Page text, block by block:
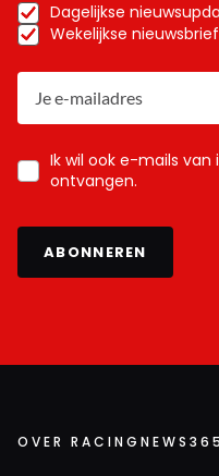
Dagelijkse
Wekelijkse nieuwsbrief
Ik wil ook e-mails
ontvangen.
ABONNEREN
OVER RACINGNEWS365